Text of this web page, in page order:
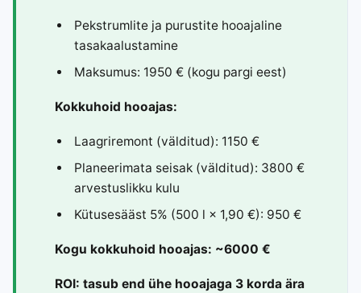
Pekstrumlite ja purustite hooajaline
tasakaalustamine
Maksumus: 1950 € (kogu pargi eest)
Kokkuhoid hooajas:
Laagriremont (välditud): 1150 €
Planeerimata seisak (välditud): 3800 €
arvestuslikku kulu
Kütusesääst 5% (500 l × 1,90 €): 950 €
Kogu kokkuhoid hooajas: ~6000 €
ROI: tasub end ühe hooajaga 3 korda ära